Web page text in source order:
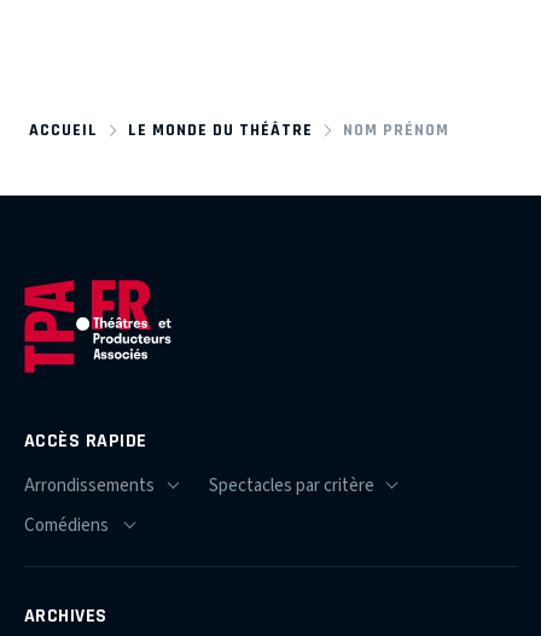
ACCUEIL LE MONDE DU THÉÂTRE NOM PRÉNOM
ACCÈS RAPIDE
ARCHIVES